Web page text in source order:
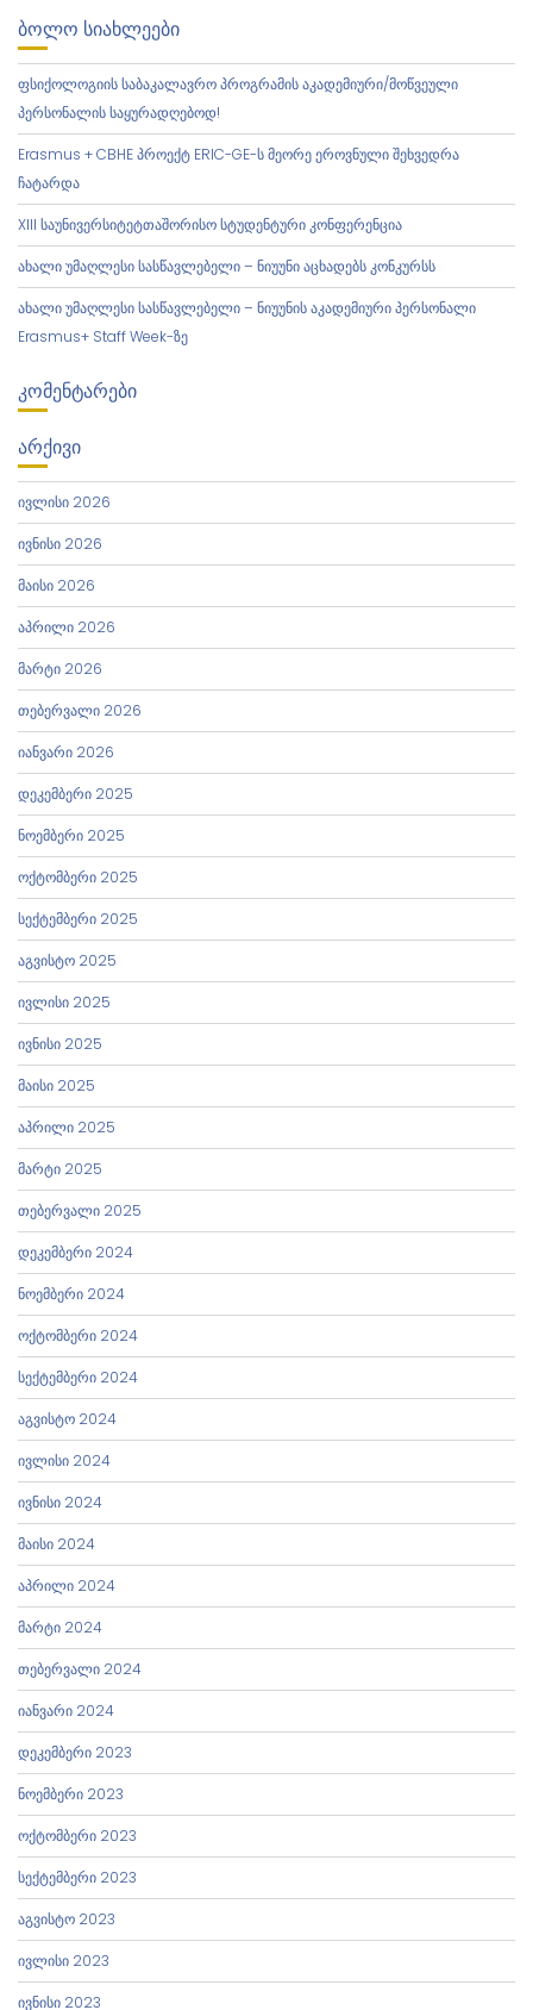
ᲑᲝᲚᲝ ᲡᲘᲐᲮᲚᲔᲔᲑᲘ
ფსიქოლოგიის საბაკალავრო პროგრამის აკადემიური/მოწვეული
პერსონალის საყურადღებოდ!
Erasmus + CBHE პროექტ ERIC-GE-ს მეორე ეროვნული შეხვედრა
ჩატარდა
XIII საუნივერსიტეტთაშორისო სტუდენტური კონფერენცია
ახალი უმაღლესი სასწავლებელი – ნიუუნი აცხადებს კონკურსს
ახალი უმაღლესი სასწავლებელი – ნიუუნის აკადემიური პერსონალი
Erasmus+ Staff Week-ზე
ᲙᲝᲛᲔᲜᲢᲐᲠᲔᲑᲘ
ᲐᲠᲥᲘᲕᲘ
ივლისი 2026
ივნისი 2026
მაისი 2026
აპრილი 2026
მარტი 2026
თებერვალი 2026
იანვარი 2026
დეკემბერი 2025
ნოემბერი 2025
ოქტომბერი 2025
სექტემბერი 2025
აგვისტო 2025
ივლისი 2025
ივნისი 2025
მაისი 2025
აპრილი 2025
მარტი 2025
თებერვალი 2025
დეკემბერი 2024
ნოემბერი 2024
ოქტომბერი 2024
სექტემბერი 2024
აგვისტო 2024
ივლისი 2024
ივნისი 2024
მაისი 2024
აპრილი 2024
მარტი 2024
თებერვალი 2024
იანვარი 2024
დეკემბერი 2023
ნოემბერი 2023
ოქტომბერი 2023
სექტემბერი 2023
აგვისტო 2023
ივლისი 2023
ივნისი 2023